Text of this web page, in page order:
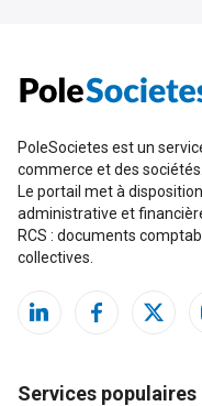
PoleSocietes est un
commerce et des sociétés.
Le portail met à
administrative et
RCS : documents
collectives.
Services populaires